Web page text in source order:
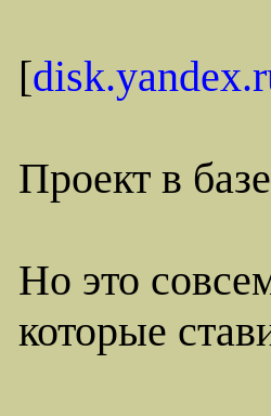
[
Проект в
Но это
которые